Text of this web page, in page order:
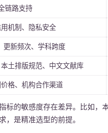
链路支持
机制、隐私安全
更新频次、学科跨度
土排版规范、中文文献库
格、机构合作渠道
标的敏感度存在差异。比如
，是精准选型的前提。